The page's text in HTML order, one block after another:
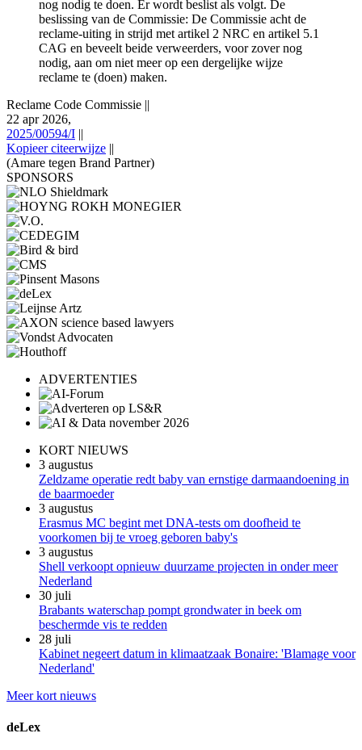
nog nodig te doen. Er wordt beslist als volgt. De
beslissing van de Commissie: De Commissie acht de
reclame-uiting in strijd met artikel 2 NRC en artikel 5.1
CAG en beveelt beide verweerders, voor zover nog
nodig, aan om niet meer op een dergelijke wijze
reclame te (doen) maken.
Reclame Code Commissie ||
22 apr 2026,
2025/00594/I ||
Kopieer citeerwijze ||
(Amare tegen Brand Partner)
SPONSORS
ADVERTENTIES
KORT NIEUWS
3 augustus
Zeldzame operatie redt baby van ernstige darmaandoening in
de baarmoeder
3 augustus
Erasmus MC begint met DNA-tests om doofheid te
voorkomen bij te vroeg geboren baby's
3 augustus
Shell verkoopt opnieuw duurzame projecten in onder meer
Nederland
30 juli
Brabants waterschap pompt grondwater in beek om
beschermde vis te redden
28 juli
Kabinet negeert datum in klimaatzaak Bonaire: 'Blamage voor
Nederland'
Meer kort nieuws
deLex